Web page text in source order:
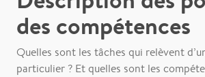
des compétences
Quelles sont les tâches qui relèvent
particulier ? Et quelles sont les